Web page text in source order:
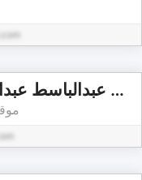
القارئ عبدالباسط عبدالصمد - المصحف المجود - Abdulbasit Abdulsamad - Almusshaf Al Mojawwad